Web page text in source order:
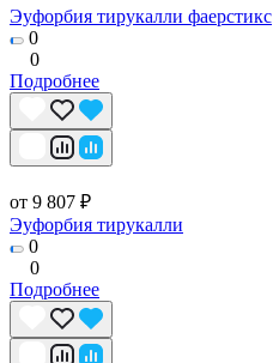
Эуфорбия тирукалли фаерстикс
0
0
Подробнее
от 9 807 ₽
Эуфорбия тирукалли
0
0
Подробнее